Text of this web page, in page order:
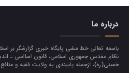
درباره ما
باسمه تعالی خط مشی پایگاه خبری گزارشگر بر
نظام مقدس جمهوري اسلامي، قانون اسااسی ـ
خميني(ره)، ازجمله پایبندی به ولايت فقيه و